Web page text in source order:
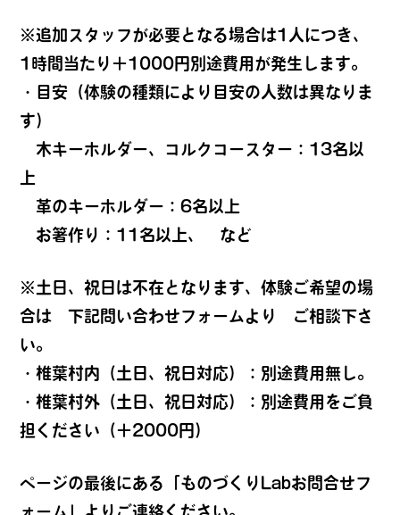
※追加スタッフが必要となる場合は1人につき、
1時間当たり＋1000円別途費用が発生します。
・目安（体験の種類により目安の人数は異なりま
す）
木キーホルダー、コルクコースター：13名以
上
革のキーホルダー：6名以上
お箸作り：11名以上、 など
※土日、祝日は不在となります、体験ご希望の場
合は 下記問い合わせフォームより ご相談下さ
い。
・椎葉村内（土日、祝日対応）：別途費用無し。
・椎葉村外（土日、祝日対応）：別途費用をご負
担ください（＋2000円）
ページの最後にある「ものづくりLabお問合せフ
ォーム」よりご連絡ください。